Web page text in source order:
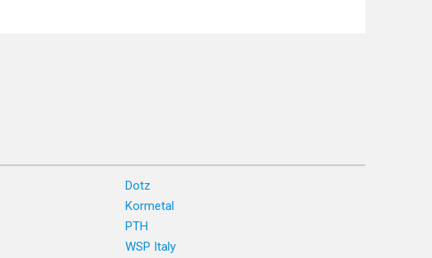
Dotz
Kormetal
PTH
WSP Italy